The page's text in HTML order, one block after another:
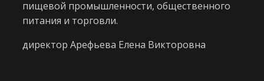
пищевой промышленности, общественного
питания и торговли.
директор Арефьева Елена Викторовна